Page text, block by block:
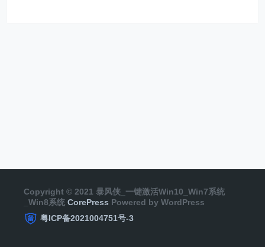
Copyright © 2021 暴风侠_一键激活Win10_Win7系统
_Win8系统 CorePress Powered by WordPress
粤ICP备2021004751号-3